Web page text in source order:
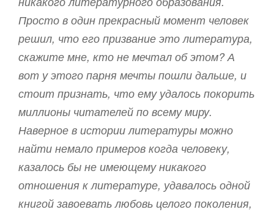
Просто в один прекрасный момент человек
решил, что его призвание это литература,
скажите мне, кто не мечтал об этом? А
вот у этого парня мечты пошли дальше, и
стоит признать, что ему удалось покорить
миллионы читателей по всему миру.
Наверное в истории литературы можно
найти немало примеров когда человеку,
казалось бы не имеющему никакого
отношения к литературе, удавалось одной
книгой завоевать любовь целого поколения,